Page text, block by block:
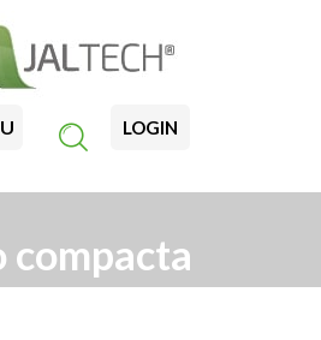
LOGIN
compacta